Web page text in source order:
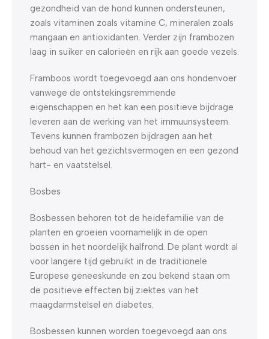
gezondheid van de hond kunnen ondersteunen,
zoals vitaminen zoals vitamine C, mineralen zoals
mangaan en antioxidanten. Verder zijn frambozen
laag in suiker en calorieën en rijk aan goede vezels.
Framboos wordt toegevoegd aan ons hondenvoer
vanwege de ontstekingsremmende
eigenschappen en het kan een positieve bijdrage
leveren aan de werking van het immuunsysteem.
Tevens kunnen frambozen bijdragen aan het
behoud van het gezichtsvermogen en een gezond
hart- en vaatstelsel.
Bosbes
Bosbessen behoren tot de heidefamilie van de
planten en groeien voornamelijk in de open
bossen in het noordelijk halfrond. De plant wordt al
voor langere tijd gebruikt in de traditionele
Europese geneeskunde en zou bekend staan om
de positieve effecten bij ziektes van het
maagdarmstelsel en diabetes.
Bosbessen kunnen worden toegevoegd aan ons